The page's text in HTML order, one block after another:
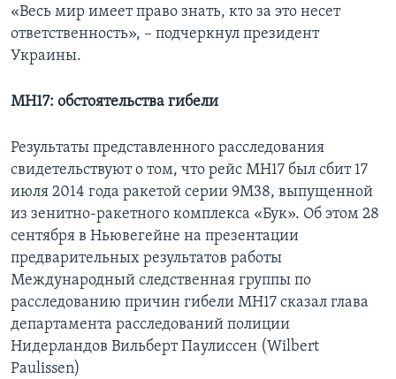
«Весь мир имеет право знать, кто за это несет
ответственность», – подчеркнул президент
Украины.
МН17: обстоятельства гибели
Результаты представленного расследования
свидетельствуют о том, что рейс МН17 был сбит 17
июля 2014 года ракетой серии 9М38, выпущенной
из зенитно-ракетного комплекса «Бук». Об этом 28
сентября в Ньювегейне на презентации
предварительных результатов работы
Международный следственная группы по
расследованию причин гибели МН17 сказал глава
департамента расследований полиции
Нидерландов Вильберт Паулиссен (Wilbert
Paulissen)